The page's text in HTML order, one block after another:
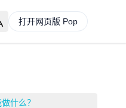
打开网页版 Pop
什么？